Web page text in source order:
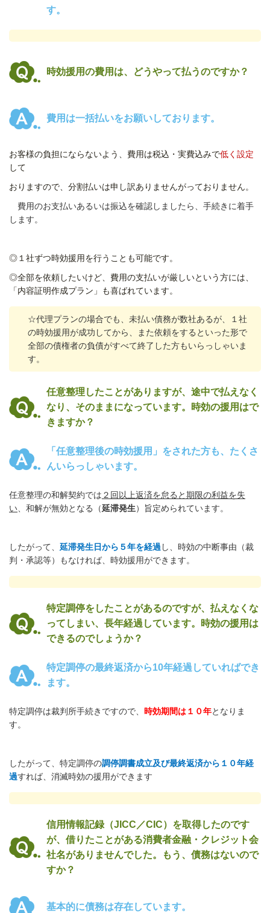
す。
時効援用の費用は、どうやって払うのですか？
費用は一括払いをお願いしております。
お客様の負担にならないよう、費用は税込・実費込みで低く設定
して
おりますので、分割払いは申し訳ありませんがっておりません。
費用のお支払いあるいは振込を確認しましたら、手続きに着手
します。
◎１社ずつ時効援用を行うことも可能です。
◎全部を依頼したいけど、費用の支払いが厳しいという方には、
「内容証明作成プラン」も喜ばれています。
☆代理プランの場合でも、未払い債務が数社あるが、１社
の時効援用が成功してから、また依頼をするといった形で
全部の債権者の負債がすべて終了した方もいらっしゃいま
す。
任意整理したことがありますが、途中で払えなく
なり、そのままになっています。時効の援用はで
きますか？
「任意整理後の時効援用」 をされた方も、たくさ
んいらっしゃいます。
任意整理の和解契約では ２回以上返済を怠ると期限の利益を失
い、和解が無効となる（延滞発生）旨定められています。
したがって、 延滞発生日から５年を経過し、時効の中断事由（裁
判・承認等）もなければ、時効援用ができます。
特定調停をしたことがあるのですが、払えなくな
ってしまい、長年経過しています。時効の援用は
できるのでしょうか？
特定調停の最終返済から10年経過していればでき
ます。
特定調停は裁判所手続きですので、 時効期間は１０年となりま
す。
したがって、特定調停の調停調書成立及び最終返済から１０年経
過すれば、消滅時効の援用ができます
信用情報記録（JICC／CIC）を取得したのです
が、借りたことがある消費者金融・クレジット会
社名がありませんでした。もう、債務はないので
すか？
基本的に債務は存在しています。